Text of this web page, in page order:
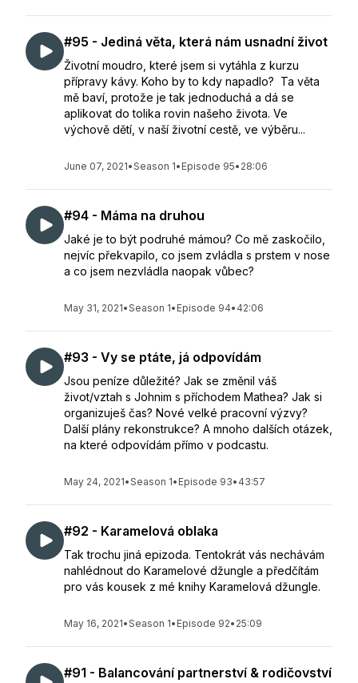
#95 - Jediná věta, která nám usnadní život
Životní moudro, které jsem si vytáhla z kurzu
přípravy kávy. Koho by to kdy napadlo? Ta věta
mě baví, protože je tak jednoduchá a dá se
aplikovat do tolika rovin našeho života. Ve
výchově dětí, v naší životní cestě, ve výběru...
June 07, 2021•Season 1• Episode 95• 28:06
#94 - Máma na druhou
Jaké je to být podruhé mámou? Co mě zaskočilo,
nejvíc překvapilo, co jsem zvládla s prstem v nose
a co jsem nezvládla naopak vůbec?
May 31, 2021•Season 1• Episode 94• 42:06
#93 - Vy se ptáte, já odpovídám
Jsou peníze důležité? Jak se změnil váš
život/vztah s Johnim s příchodem Mathea? Jak si
organizuješ čas? Nové velké pracovní výzvy?
Další plány rekonstrukce? A mnoho dalších otázek,
na které odpovídám přímo v podcastu.
May 24, 2021•Season 1• Episode 93• 43:57
#92 - Karamelová oblaka
Tak trochu jiná epizoda. Tentokrát vás nechávám
nahlédnout do Karamelové džungle a předčítám
pro vás kousek z mé knihy Karamelová džungle.
May 16, 2021•Season 1• Episode 92• 25:09
#91 - Balancování partnerství & rodičovství